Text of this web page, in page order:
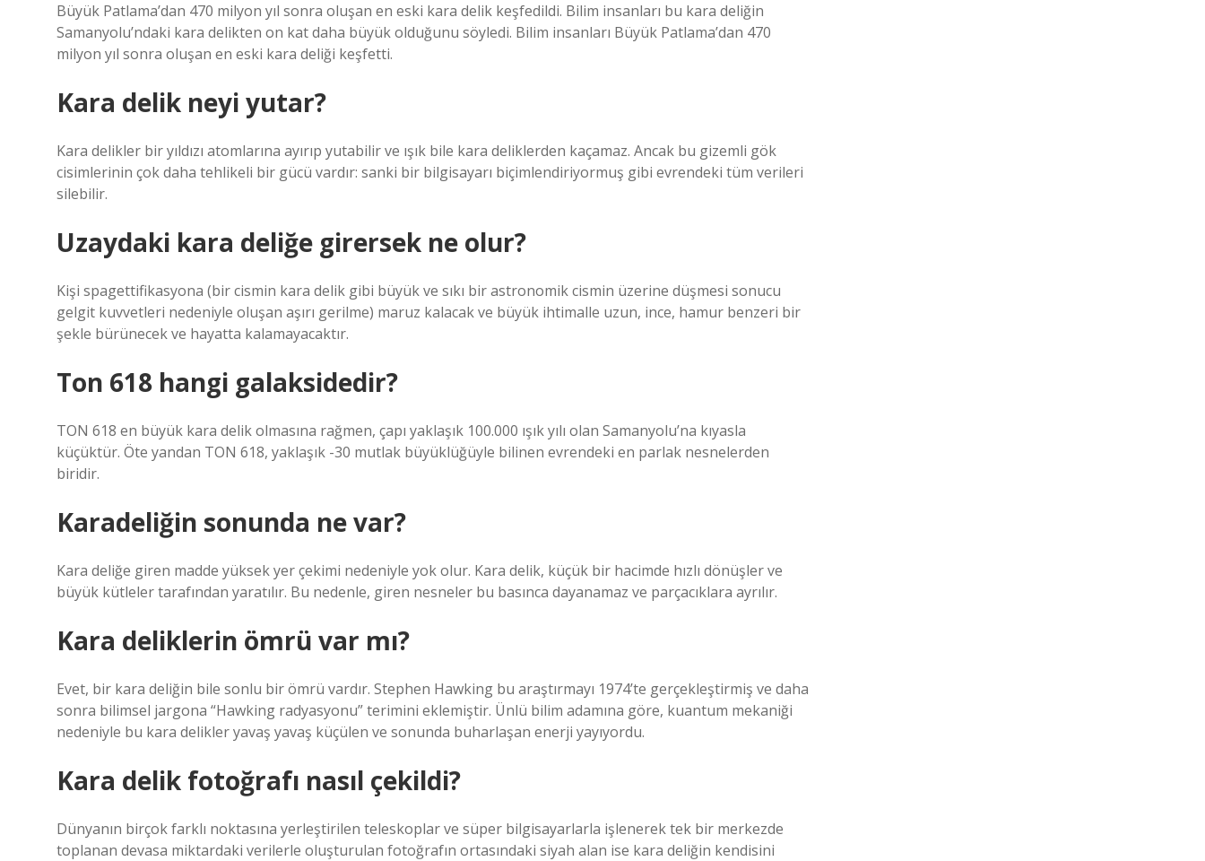
Büyük Patlama’dan 470 milyon yıl sonra oluşan en eski kara delik keşfedildi. Bilim insanları bu kara deliğin
Samanyolu’ndaki kara delikten on kat daha büyük olduğunu söyledi. Bilim insanları Büyük Patlama’dan 470
milyon yıl sonra oluşan en eski kara deliği keşfetti.
Kara delik neyi yutar?
Kara delikler bir yıldızı atomlarına ayırıp yutabilir ve ışık bile kara deliklerden kaçamaz. Ancak bu gizemli gök
cisimlerinin çok daha tehlikeli bir gücü vardır: sanki bir bilgisayarı biçimlendiriyormuş gibi evrendeki tüm verileri
silebilir.
Uzaydaki kara deliğe girersek ne olur?
Kişi spagettifikasyona (bir cismin kara delik gibi büyük ve sıkı bir astronomik cismin üzerine düşmesi sonucu
gelgit kuvvetleri nedeniyle oluşan aşırı gerilme) maruz kalacak ve büyük ihtimalle uzun, ince, hamur benzeri bir
şekle bürünecek ve hayatta kalamayacaktır.
Ton 618 hangi galaksidedir?
TON 618 en büyük kara delik olmasına rağmen, çapı yaklaşık 100.000 ışık yılı olan Samanyolu’na kıyasla
küçüktür. Öte yandan TON 618, yaklaşık -30 mutlak büyüklüğüyle bilinen evrendeki en parlak nesnelerden
biridir.
Karadeliğin sonunda ne var?
Kara deliğe giren madde yüksek yer çekimi nedeniyle yok olur. Kara delik, küçük bir hacimde hızlı dönüşler ve
büyük kütleler tarafından yaratılır. Bu nedenle, giren nesneler bu basınca dayanamaz ve parçacıklara ayrılır.
Kara deliklerin ömrü var mı?
Evet, bir kara deliğin bile sonlu bir ömrü vardır. Stephen Hawking bu araştırmayı 1974’te gerçekleştirmiş ve daha
sonra bilimsel jargona “Hawking radyasyonu” terimini eklemiştir. Ünlü bilim adamına göre, kuantum mekaniği
nedeniyle bu kara delikler yavaş yavaş küçülen ve sonunda buharlaşan enerji yayıyordu.
Kara delik fotoğrafı nasıl çekildi?
Dünyanın birçok farklı noktasına yerleştirilen teleskoplar ve süper bilgisayarlarla işlenerek tek bir merkezde
toplanan devasa miktardaki verilerle oluşturulan fotoğrafın ortasındaki siyah alan ise kara deliğin kendisini